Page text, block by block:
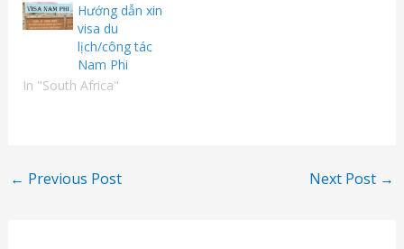
Hướng dẫn xin
visa du
lịch/công tác
Nam Phi
In "South Africa"
← Previous Post Next Post →